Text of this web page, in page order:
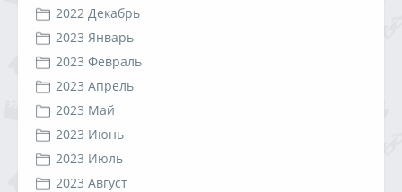
2022 Декабрь
2023 Январь
2023 Февраль
2023 Апрель
2023 Май
2023 Июнь
2023 Июль
2023 Август